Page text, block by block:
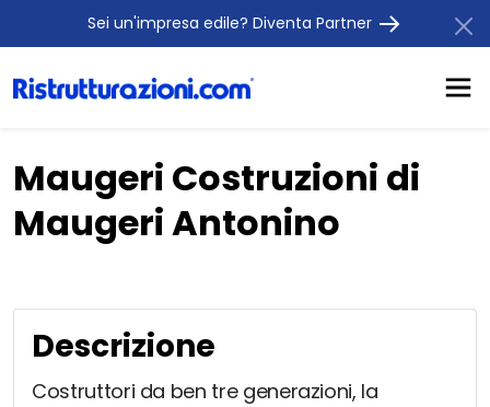
Sei un'impresa edile? Diventa Partner
Maugeri Costruzioni di
Maugeri Antonino
Descrizione
Costruttori da ben tre generazioni, la